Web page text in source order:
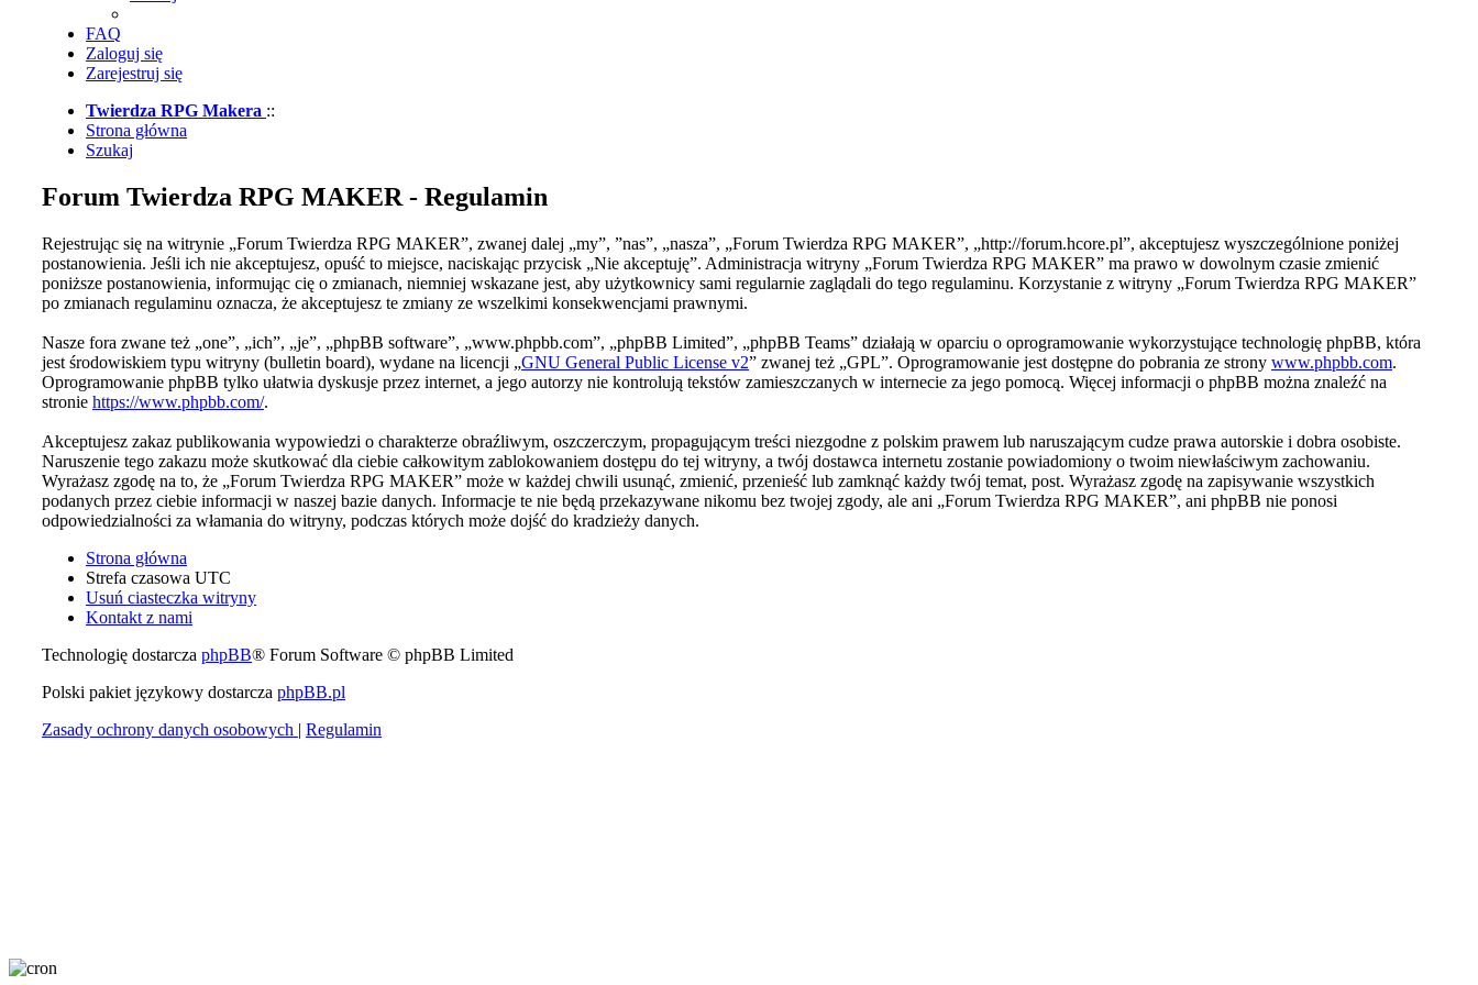
FAQ
Zaloguj się
Zarejestruj się
Twierdza RPG Makera ::
Strona główna
Szukaj
Forum Twierdza RPG MAKER - Regulamin
Rejestrując się na witrynie „Forum Twierdza RPG MAKER”, zwanej dalej „my”, ”nas”, „nasza”, „Forum Twierdza RPG MAKER”, „http://forum.hcore.pl”, akceptujesz wyszczególnione poniżej
postanowienia. Jeśli ich nie akceptujesz, opuść to miejsce, naciskając przycisk „Nie akceptuję”. Administracja witryny „Forum Twierdza RPG MAKER” ma prawo w dowolnym czasie zmienić
poniższe postanowienia, informując cię o zmianach, niemniej wskazane jest, aby użytkownicy sami regularnie zaglądali do tego regulaminu. Korzystanie z witryny „Forum Twierdza RPG MAKER”
po zmianach regulaminu oznacza, że akceptujesz te zmiany ze wszelkimi konsekwencjami prawnymi.
Nasze fora zwane też „one”, „ich”, „je”, „phpBB software”, „www.phpbb.com”, „phpBB Limited”, „phpBB Teams” działają w oparciu o oprogramowanie wykorzystujące technologię phpBB, która
jest środowiskiem typu witryny (bulletin board), wydane na licencji „GNU General Public License v2” zwanej też „GPL”. Oprogramowanie jest dostępne do pobrania ze strony www.phpbb.com.
Oprogramowanie phpBB tylko ułatwia dyskusje przez internet, a jego autorzy nie kontrolują tekstów zamieszczanych w internecie za jego pomocą. Więcej informacji o phpBB można znaleźć na
stronie https://www.phpbb.com/.
Akceptujesz zakaz publikowania wypowiedzi o charakterze obraźliwym, oszczerczym, propagującym treści niezgodne z polskim prawem lub naruszającym cudze prawa autorskie i dobra osobiste.
Naruszenie tego zakazu może skutkować dla ciebie całkowitym zablokowaniem dostępu do tej witryny, a twój dostawca internetu zostanie powiadomiony o twoim niewłaściwym zachowaniu.
Wyrażasz zgodę na to, że „Forum Twierdza RPG MAKER” może w każdej chwili usunąć, zmienić, przenieść lub zamknąć każdy twój temat, post. Wyrażasz zgodę na zapisywanie wszystkich
podanych przez ciebie informacji w naszej bazie danych. Informacje te nie będą przekazywane nikomu bez twojej zgody, ale ani „Forum Twierdza RPG MAKER”, ani phpBB nie ponosi
odpowiedzialności za włamania do witryny, podczas których może dojść do kradzieży danych.
Strona główna
Strefa czasowa UTC
Usuń ciasteczka witryny
Kontakt z nami
Technologię dostarcza phpBB® Forum Software © phpBB Limited
Polski pakiet językowy dostarcza phpBB.pl
Zasady ochrony danych osobowych | Regulamin